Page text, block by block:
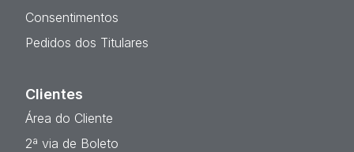
Consentimentos
Pedidos dos Titulares
Clientes
Área do Cliente
2ª via de Boleto